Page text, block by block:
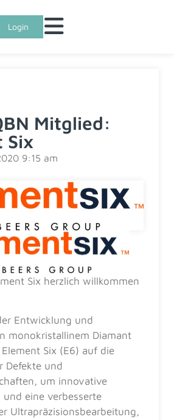
Login
Mitglied:
Six
9:15 am
Six herzlich willkommen
Entwicklung und
monokristallinem Diamant
Six (E6) auf die
Defekte und
um innovative
eine verbesserte
Ultrapräzisionsbearbeitung,